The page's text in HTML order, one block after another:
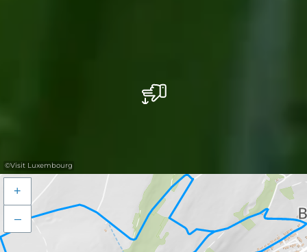
©Visit Luxembourg
+
–